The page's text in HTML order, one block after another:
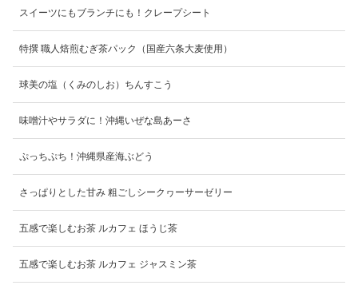
スイーツにもブランチにも！クレープシート
特撰 職人焙煎むぎ茶パック（国産六条大麦使用）
球美の塩（くみのしお）ちんすこう
味噌汁やサラダに！沖縄いぜな島あーさ
ぷっちぷち！沖縄県産海ぶどう
さっぱりとした甘み 粗ごしシークヮーサーゼリー
五感で楽しむお茶 ルカフェ ほうじ茶
五感で楽しむお茶 ルカフェ ジャスミン茶